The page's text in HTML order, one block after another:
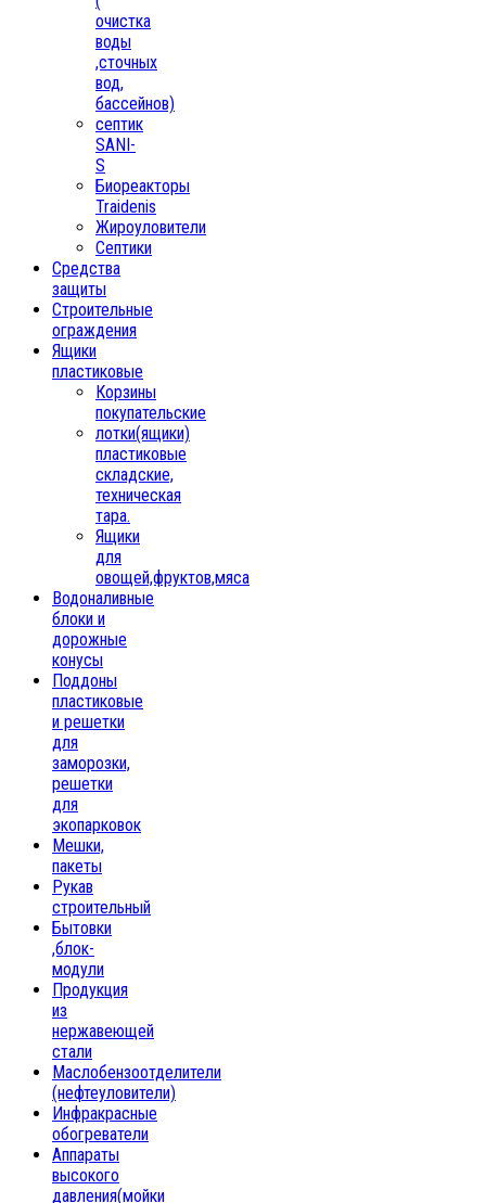
очистка
воды
,сточных
вод,
бассейнов)
септик
SANI-
S
Биореакторы
Traidenis
Жироуловители
Септики
Средства
защиты
Строительные
ограждения
Ящики
пластиковые
Корзины
покупательские
лотки(ящики)
пластиковые
складские,
техническая
тара.
Ящики
для
овощей,фруктов,мяса
Водоналивные
блоки и
дорожные
конусы
Поддоны
пластиковые
и решетки
для
заморозки,
решетки
для
экопарковок
Мешки,
пакеты
Рукав
строительный
Бытовки
,блок-
модули
Продукция
из
нержавеющей
стали
Маслобензоотделители
(нефтеуловители)
Инфракрасные
обогреватели
Аппараты
высокого
давления(мойки